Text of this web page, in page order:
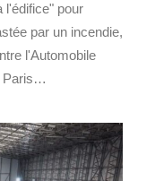
l'édifice" pour
par un incendie,
l'Automobile
Paris…